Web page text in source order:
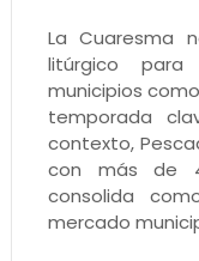
La Cuaresma
litúrgico
municipios
temporada
contexto,
con más de
consolida
mercado